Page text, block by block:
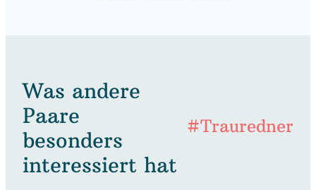
Was andere
Paare
besonders
interessiert hat
#Trauredner